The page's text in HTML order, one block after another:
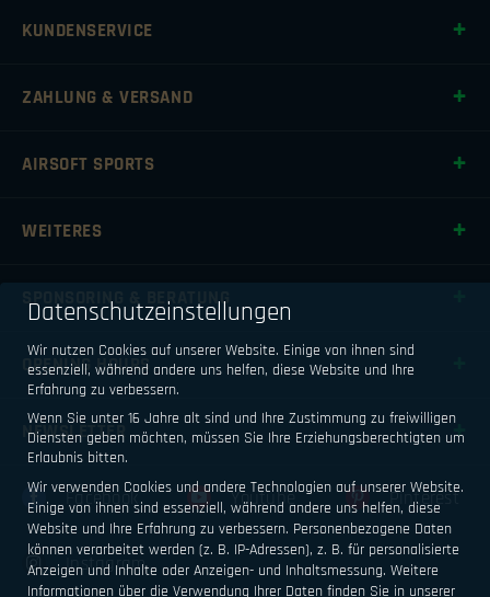
KUNDENSERVICE
ZAHLUNG & VERSAND
AIRSOFT SPORTS
WEITERES
SPONSORING & BERATUNG
OPENING HOURS
NEWSLETTER
Facebook Youtube Pinterest
Instagram
Datenschutzeinstellungen
Wir nutzen Cookies auf unserer Website. Einige von ihnen sind
essenziell, während andere uns helfen, diese Website und Ihre
Erfahrung zu verbessern.
Wenn Sie unter 16 Jahre alt sind und Ihre Zustimmung zu freiwilligen
Diensten geben möchten, müssen Sie Ihre Erziehungsberechtigten um
Erlaubnis bitten.
Wir verwenden Cookies und andere Technologien auf unserer Website.
Einige von ihnen sind essenziell, während andere uns helfen, diese
Website und Ihre Erfahrung zu verbessern. Personenbezogene Daten
können verarbeitet werden (z. B. IP-Adressen), z. B. für personalisierte
Anzeigen und Inhalte oder Anzeigen- und Inhaltsmessung. Weitere
Informationen über die Verwendung Ihrer Daten finden Sie in unserer